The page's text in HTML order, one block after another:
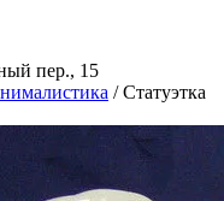
пер., 15
/ Статуэтка